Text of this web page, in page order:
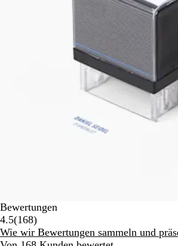
Bewertungen
4.5(168168
Bewertungen
)
Wie wir Bewertungen sammeln und